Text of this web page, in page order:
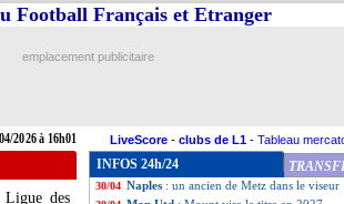
2026 à 16h01
Football Français et Etranger
emplacement publicitaire
LiveScore - clubs de L1 - Tableau
des
INFOS 24h/24
30/04 L1: LFP Media répond à Al Khelaïfi
30/04 FIFA
30/04 OM: Paixão et Gouiri pourraient jouer à
30/04 Arsenal: Henry critique Ødegaard
30/04 Naples : un ancien de Metz dans le viseur